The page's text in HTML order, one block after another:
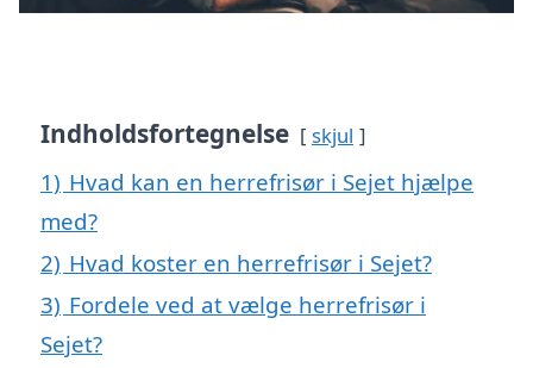
Indholdsfortegnelse skjul
1) Hvad kan en herrefrisør i Sejet hjælpe
med?
2) Hvad koster en herrefrisør i Sejet?
3) Fordele ved at vælge herrefrisør i
Sejet?